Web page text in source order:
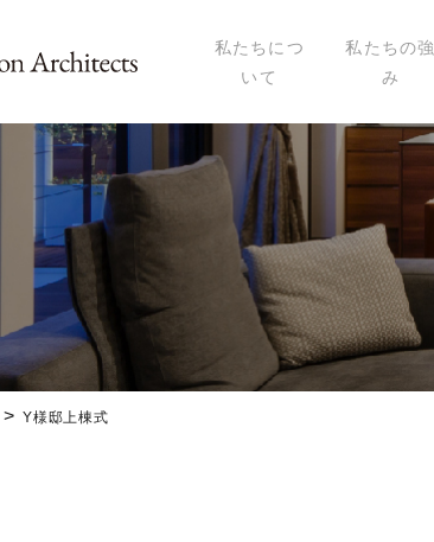
私たちにつ
いて
私たちについて
代表プロフィール
セミナー・講演
メディア掲載
会社概要
私たちの強
み
Y様邸上棟式